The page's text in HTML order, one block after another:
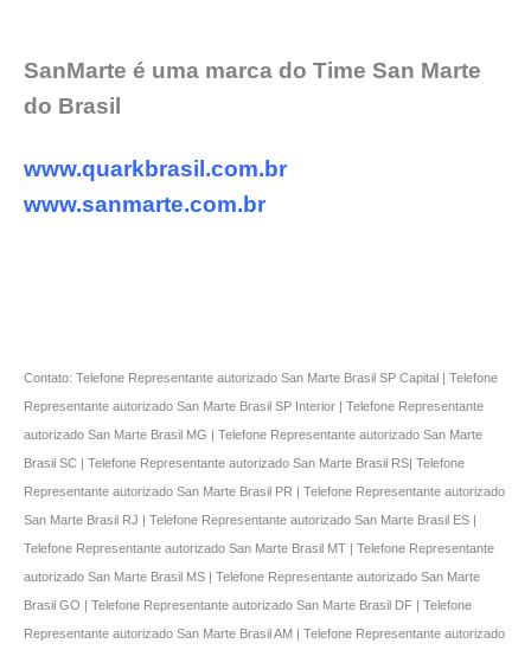
SanMarte é uma marca do Time San Marte
do Brasil
www.quarkbrasil.com.br
www.sanmarte.com.br
Contato: Telefone Representante autorizado San Marte Brasil SP Capital | Telefone
Representante autorizado San Marte Brasil SP Interior | Telefone Representante
autorizado San Marte Brasil MG | Telefone Representante autorizado San Marte
Brasil SC | Telefone Representante autorizado San Marte Brasil RS| Telefone
Representante autorizado San Marte Brasil PR | Telefone Representante autorizado
San Marte Brasil RJ | Telefone Representante autorizado San Marte Brasil ES |
Telefone Representante autorizado San Marte Brasil MT | Telefone Representante
autorizado San Marte Brasil MS | Telefone Representante autorizado San Marte
Brasil GO | Telefone Representante autorizado San Marte Brasil DF | Telefone
Representante autorizado San Marte Brasil AM | Telefone Representante autorizado